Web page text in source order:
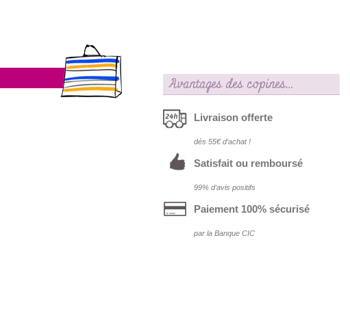
Avantages des copines…
Livraison offerte
dés 55€ d‘achat !
Satisfait ou remboursé
99% d‘avis positifs
Paiement 100% sécurisé
par la Banque CIC